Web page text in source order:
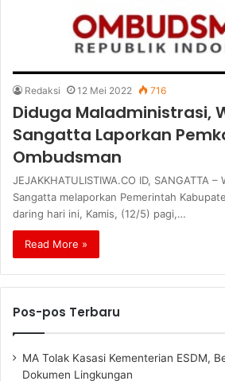
Redaksi 12 Mei 2022 716
Diduga Maladministrasi,
Sangatta Laporkan
Ombudsman
JEJAKKHATULISTIWA.CO ID, SANGATTA
Sangatta melaporkan Pemerintah
daring hari ini, Kamis, (12/5) pagi,…
Read More »
Pos-pos Terbaru
MA Tolak Kasasi Kementerian ESDM,
Dokumen Lingkungan